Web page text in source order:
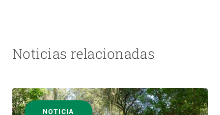
Noticias relacionadas
NOTICIA